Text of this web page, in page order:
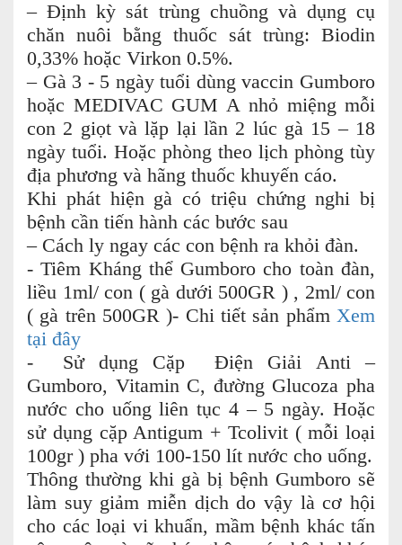
– Định kỳ sát trùng chuồng và dụng cụ
chăn nuôi bằng thuốc sát trùng: Biodin
0,33% hoặc Virkon 0.5%.
– Gà 3 - 5 ngày tuổi dùng vaccin Gumboro
hoặc MEDIVAC GUM A nhỏ miệng mỗi
con 2 giọt và lặp lại lần 2 lúc gà 15 – 18
ngày tuổi. Hoặc phòng theo lịch phòng tùy
địa phương và hãng thuốc khuyến cáo.
Khi phát hiện gà có triệu chứng nghi bị
bệnh cần tiến hành các bước sau
– Cách ly ngay các con bệnh ra khỏi đàn.
- Tiêm Kháng thể Gumboro cho toàn đàn,
liều 1ml/ con ( gà dưới 500GR ) , 2ml/ con
( gà trên 500GR )- Chi tiết sản phẩm Xem
tại đây
- Sử dụng Cặp Điện Giải Anti –
Gumboro, Vitamin C, đường Glucoza pha
nước cho uống liên tục 4 – 5 ngày. Hoặc
sử dụng cặp Antigum + Tcolivit ( mỗi loại
100gr ) pha với 100-150 lít nước cho uống.
Thông thường khi gà bị bệnh Gumboro sẽ
làm suy giảm miễn dịch do vậy là cơ hội
cho các loại vi khuẩn, mầm bệnh khác tấn